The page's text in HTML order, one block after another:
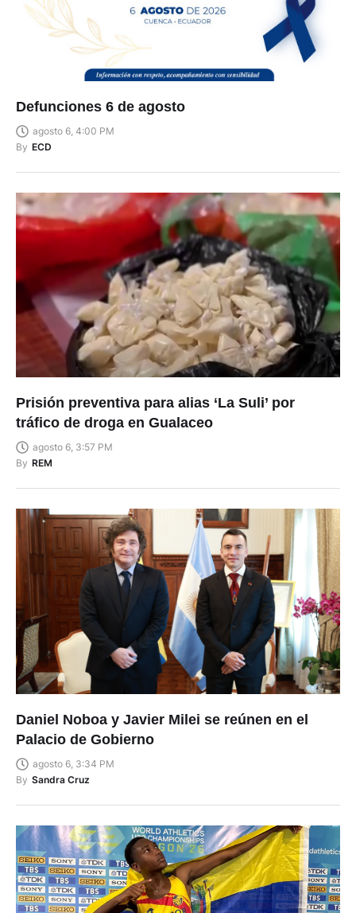
Defunciones 6 de agosto
agosto 6, 4:00 PM
By ECD
Prisión preventiva para alias ‘La Suli’ por
tráfico de droga en Gualaceo
agosto 6, 3:57 PM
By REM
Daniel Noboa y Javier Milei se reúnen en el
Palacio de Gobierno
agosto 6, 3:34 PM
By Sandra Cruz